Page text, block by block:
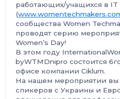
работающих/учащихся в IT
(
сообщества Women
проводят серию
Women’s Day!
В этом году
byWTMDnipro состоится
офисе компании Ciklum.
На нашем мероприятии вы
спикеров с Украины и